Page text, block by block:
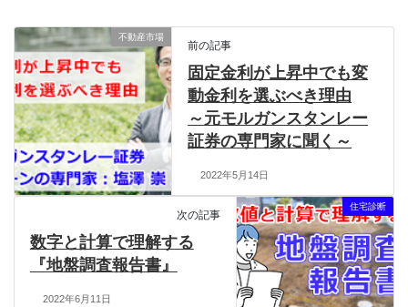
不動産市場
前の記事
固定金利が上昇中でも変
動金利を選ぶべき理由
～元モルガンスタンレー
証券の専門家に聞く～
2022年5月14日
住宅診断
次の記事
数字と計算で理解する
『地盤調査報告書』
2022年6月11日